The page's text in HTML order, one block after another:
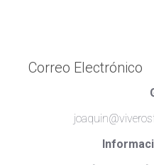
Correo Electrónico